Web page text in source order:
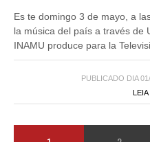
Es te domingo 3 de mayo, a
la música del país a través de
INAMU produce para la
PUBLICADO DIA
LEIA